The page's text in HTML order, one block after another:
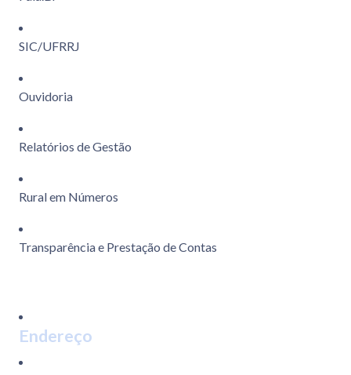
SIC/UFRRJ
Ouvidoria
Relatórios de Gestão
Rural em Números
Transparência e Prestação de Contas
Endereço